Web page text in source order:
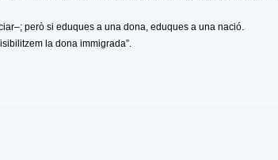
però si eduques a una dona, eduques a una nació.
la dona immigrada”.